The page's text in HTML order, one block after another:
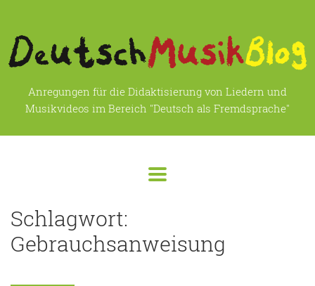
Anregungen für die Didaktisierung von Liedern und
Musikvideos im Bereich "Deutsch als Fremdsprache"
Schlagwort:
Gebrauchsanweisung